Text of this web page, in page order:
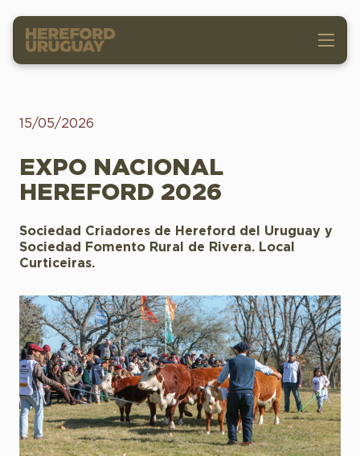
15/05/2026
EXPO NACIONAL
HEREFORD 2026
Sociedad Criadores de Hereford del Uruguay y
Sociedad Fomento Rural de Rivera. Local
Curticeiras.